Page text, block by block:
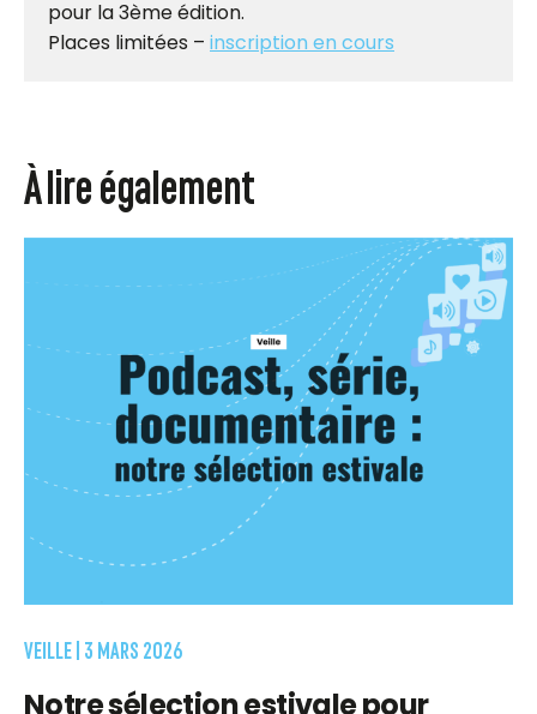
pour la 3ème édition.
Places limitées – inscription en cours
À lire également
VEILLE | 3 MARS 2026
Notre sélection estivale pour